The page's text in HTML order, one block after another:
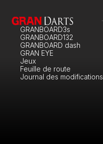
GRANBOARD3s
GRANBOARD132
GRANBOARD dash
GRAN EYE
Jeux
Feuille de route
Journal des modifications